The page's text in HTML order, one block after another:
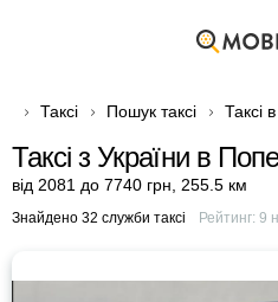
Таксі Пошук таксі Таксі
Таксі з України в
від 2081 до 7740 грн 255.5 км
Знайдено 32 служби таксі Рейтинг: 9